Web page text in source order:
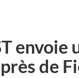
envoie
de